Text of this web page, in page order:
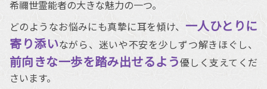
希禰世霊能者の大きな魅力の一つ。
どのようなお悩みにも真摯に耳を傾け、 一人ひとりに
寄り添いながら、迷いや不安を少しずつ解きほぐし、
前向きな一歩を踏み出せるよう優しく支えてくだ
さいます。